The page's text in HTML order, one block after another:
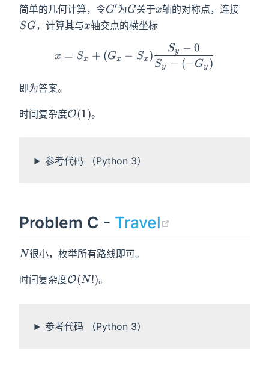
简单的几何计算，令G'
G′为G
G关于x
x轴的对称点，连接
SG，计算其与x
x轴交点的横坐标
x=S_x+(G_x-
x = Sx + (Gx − Sx)
Sy − (−Gy )
Sy − 0
即为答案。
时间复杂度\mathcal{O}
O(1)。
参考代码 （Python 3）
Problem C - Travel
N
N很小，枚举所有路线即可。
时间复杂度\mathcal{O}
O(N!)。
参考代码 （Python 3）